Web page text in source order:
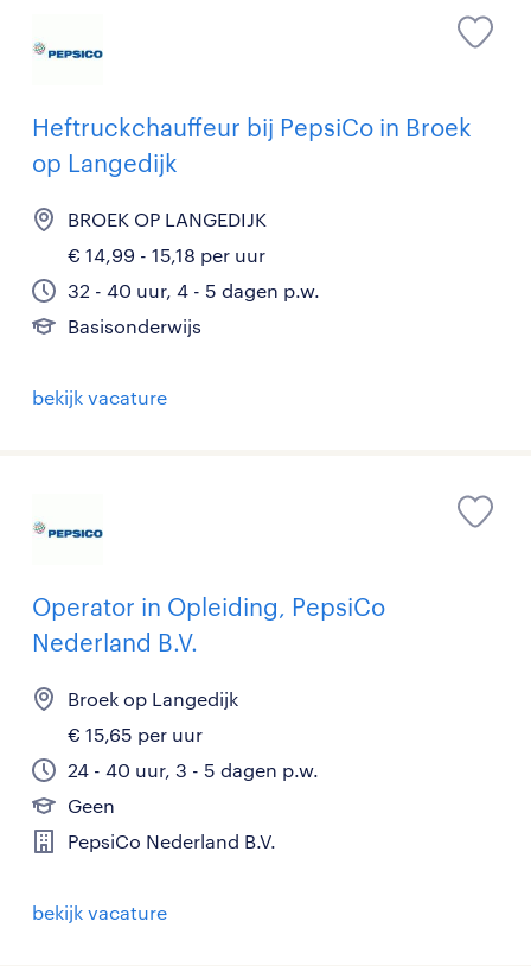
Heftruckchauffeur bij PepsiCo in Broek
op Langedijk
BROEK OP LANGEDIJK
€ 14,99 - 15,18 per uur
32 - 40 uur, 4 - 5 dagen p.w.
Basisonderwijs
bekijk vacature
Operator in Opleiding, PepsiCo
Nederland B.V.
Broek op Langedijk
€ 15,65 per uur
24 - 40 uur, 3 - 5 dagen p.w.
Geen
PepsiCo Nederland B.V.
bekijk vacature